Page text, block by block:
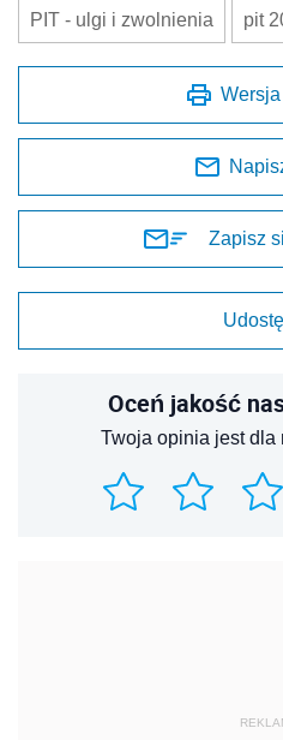
PIT - ulgi i zwolnienia pit
Zapisz
Oceń jakość
Twoja opinia jest dla